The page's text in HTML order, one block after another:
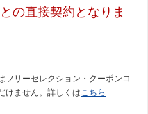
の直接契約となりま
フリーセレクション・クーポンコ
けません。詳しくはこちら